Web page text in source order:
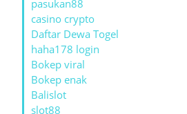
pasukan88
casino crypto
Daftar Dewa Togel
haha178 login
Bokep viral
Bokep enak
Balislot
slot88